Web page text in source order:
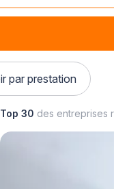
? Trouvez
par prestation
Top 30 des entreprises